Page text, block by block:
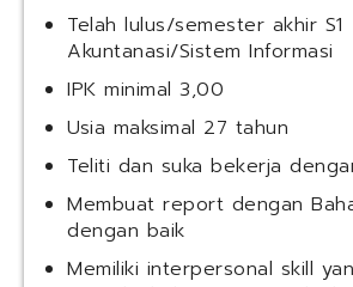
Telah lulus/semester akhir S1
Akuntanasi/Sistem Informasi
IPK minimal 3,00
Usia maksimal 27 tahun
Teliti dan suka bekerja
Membuat report dengan
dengan baik
Memiliki interpersonal skill